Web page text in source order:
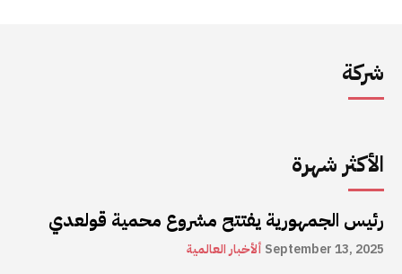
شركة
الأكثر شهرة
رئيس الجمهورية يفتتح مشروع محمية قولعدي
ألأخبار العالمية September 13, 2025